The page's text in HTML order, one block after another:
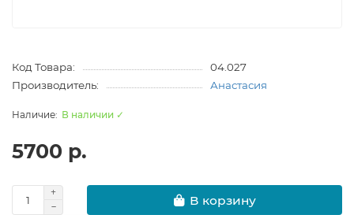
Код Товара:
04.027
Производитель:
Анастасия
В наличии ✓
5700 р.
В корзину